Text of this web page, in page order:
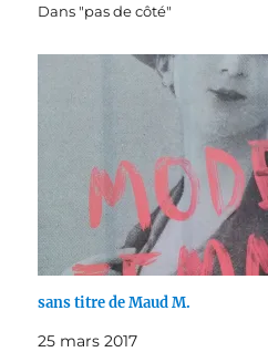
Dans "pas de côté"
sans titre de Maud M.
25 mars 2017